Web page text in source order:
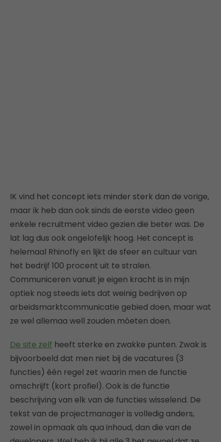
IK vind het concept iets minder sterk dan de vorige,
maar ik heb dan ook sinds de eerste video geen
enkele recruitment video gezien die beter was. De
lat lag dus ook ongelofelijk hoog. Het concept is
helemaal Rhinofly en lijkt de sfeer en cultuur van
het bedrijf 100 procent uit te stralen.
Communiceren vanuit je eigen kracht is in mijn
optiek nog steeds iets dat weinig bedrijven op
arbeidsmarktcommunicatie gebied doen, maar wat
ze wel allemaa well zouden móeten doen.
De site zelf heeft sterke en zwakke punten. Zwak is
bijvoorbeeld dat men niet bij de vacatures (3
functies) één regel zet waarin men de functie
omschrijft (kort profiel). Ook is de functie
beschrijving van elk van de functies wisselend. De
tekst van de projectmanager is volledig anders,
zowel in opmaak als qua inhoud, dan die van de